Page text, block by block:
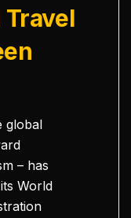
Travel
global
– has
World